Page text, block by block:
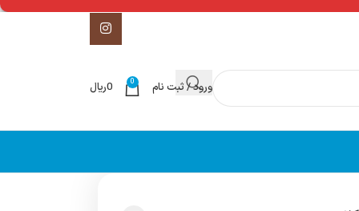
ورود / ثبت نام 0
0ریال